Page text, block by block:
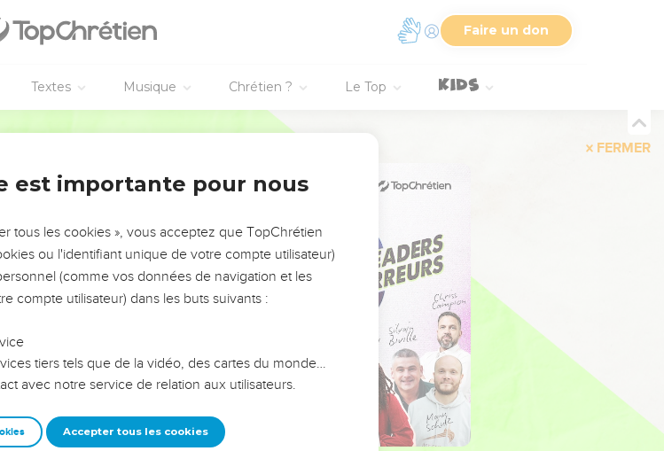
Faire un don
Textes Musique Chrétien ? Le Top
FERMER
!
ou leur vision. Mais on voit
alors même que ce sont
sur les erreurs
afin que leurs erreurs
un groupe ou une famille,
est importante pour nous
tous les cookies », vous acceptez que TopChrétien
ou l'identifiant unique de votre compte utilisateur)
(comme vos données de navigation et les
compte utilisateur) dans les buts suivants :
tiers tels que de la vidéo, des cartes du monde…
avec notre service de relation aux utilisateurs.
Accepter tous les cookies